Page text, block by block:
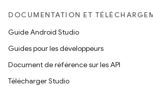
DOCUMENTATION ET
Guide Android Studio
Guides pour les développeurs
Document de référence sur les API
Télécharger Studio